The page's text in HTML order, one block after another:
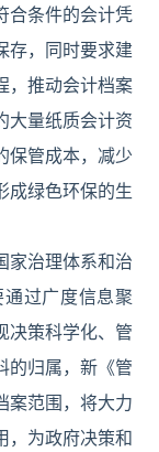
合条件的会计凭
存，同时要求建
，推动会计档案
大量纸质会计资
保管成本，减少
成绿色环保的生
家治理体系和治
过广度信息聚
决策科学化、管
的归属，新《管
案范围，将大力
，为政府决策和